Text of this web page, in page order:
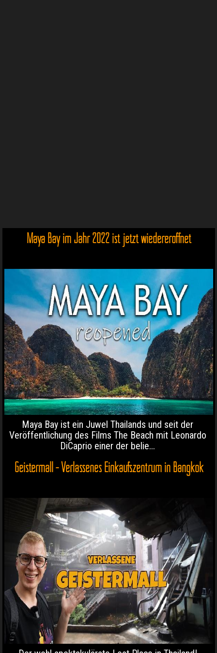
Maya Bay im Jahr 2022 ist jetzt wiedereröffnet
Maya Bay ist ein Juwel Thailands und seit der
Veröffentlichung des Films The Beach mit Leonardo
DiCaprio einer der belie...
Geistermall - Verlassenes Einkaufszentrum in Bangkok